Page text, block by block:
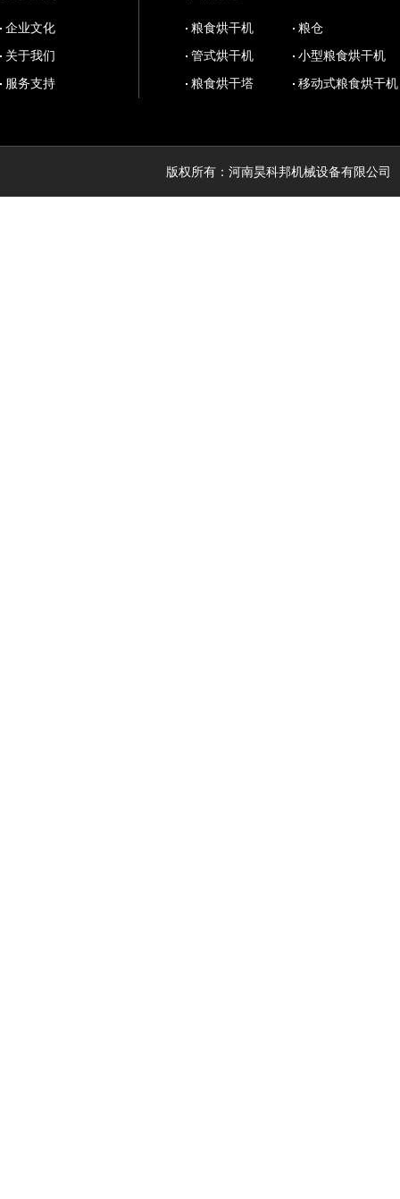
企业文化
关于我们
服务支持
粮食烘干机
粮仓
管式烘干机
小型粮食烘干机
粮食烘干塔
移动式粮食烘干机
版权所有：河南昊科邦机械设备有限公